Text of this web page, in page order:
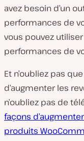
avez besoin d’un
performances de
vous pouvez
performances de
Et n’oubliez pas
d’augmenter les
n’oubliez pas de
façons
produits